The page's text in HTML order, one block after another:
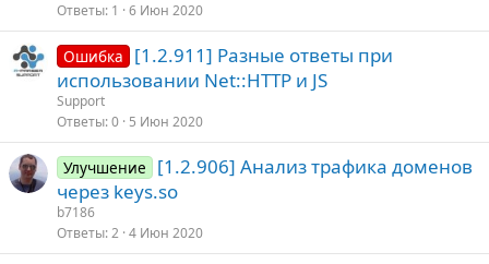
Ответы 1 6 Июн 2020
Ошибка
[1.2.911] Разные ответы при
использовании Net::HTTP и JS
Support
Ответы 0 5 Июн 2020
Улучшение
[1.2.906] Анализ трафика доменов
через keys.so
b7186
Ответы 2 4 Июн 2020